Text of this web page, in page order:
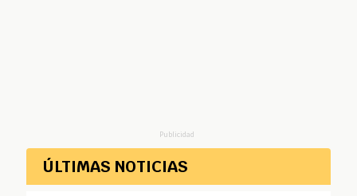
Publicidad
ÚLTIMAS NOTICIAS